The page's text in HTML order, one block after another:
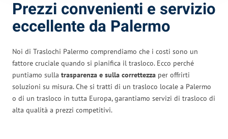
Prezzi convenienti e servizio
eccellente da Palermo
Noi di Traslochi Palermo comprendiamo che i costi sono un
fattore cruciale quando si pianifica il trasloco. Ecco perché
puntiamo sulla trasparenza e sulla correttezza per offrirti
soluzioni su misura. Che si tratti di un trasloco locale a Palermo
o di un trasloco in tutta Europa, garantiamo servizi di trasloco di
alta qualità a prezzi competitivi.